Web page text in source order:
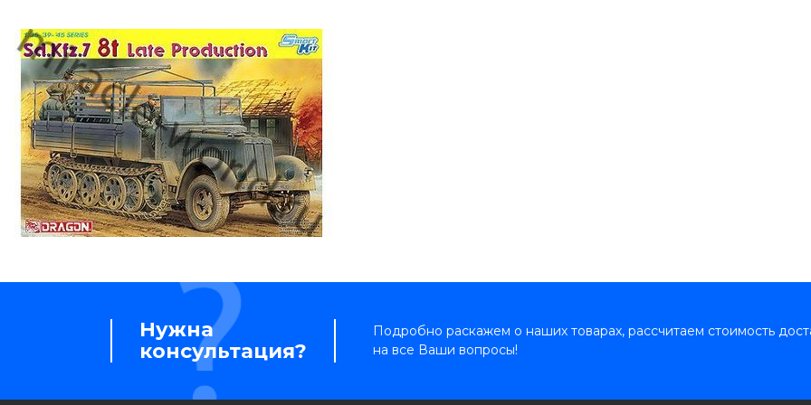
Нужна
консультация?
Подробно раскажем о наших товарах, рассчитаем стоимость
на все Ваши вопросы!